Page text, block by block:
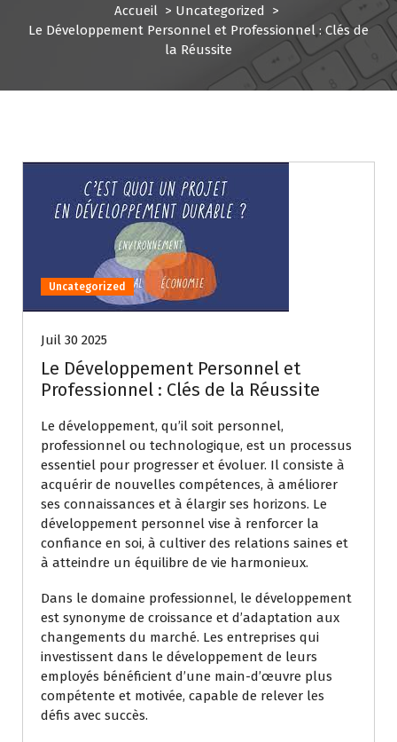
Accueil > Uncategorized >
Le Développement Personnel et Professionnel : Clés de
la Réussite
Uncategorized
Juil 30 2025
Le Développement Personnel et
Professionnel : Clés de la Réussite
Le développement, qu’il soit personnel,
professionnel ou technologique, est un processus
essentiel pour progresser et évoluer. Il consiste à
acquérir de nouvelles compétences, à améliorer
ses connaissances et à élargir ses horizons. Le
développement personnel vise à renforcer la
confiance en soi, à cultiver des relations saines et
à atteindre un équilibre de vie harmonieux.
Dans le domaine professionnel, le développement
est synonyme de croissance et d’adaptation aux
changements du marché. Les entreprises qui
investissent dans le développement de leurs
employés bénéficient d’une main-d’œuvre plus
compétente et motivée, capable de relever les
défis avec succès.